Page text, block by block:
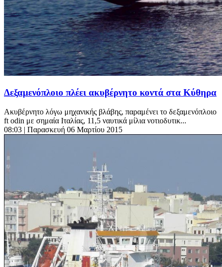
Δεξαμενόπλοιο πλέει ακυβέρνητο κοντά στα Κύθηρα
Ακυβέρνητο λόγω μηχανικής βλάβης, παραμένει το δεξαμενόπλοιο
ft odin με σημαία Ιταλίας, 11,5 ναυτικά μίλια νοτιοδυτικ...
08:03 | Παρασκευή 06 Μαρτίου 2015